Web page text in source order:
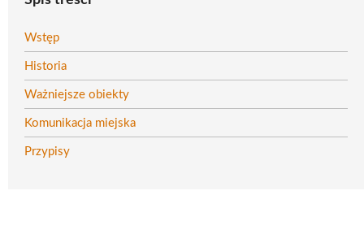
Wstęp
Historia
Ważniejsze obiekty
Komunikacja miejska
Przypisy